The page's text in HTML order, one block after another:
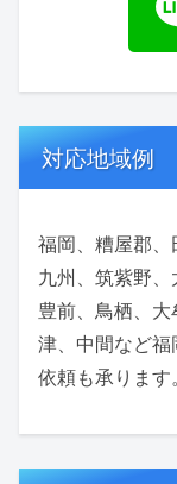
対応地域例
福岡、糟屋郡
九州、筑紫野、
豊前、鳥栖、
津、中間など
依頼も承ります。